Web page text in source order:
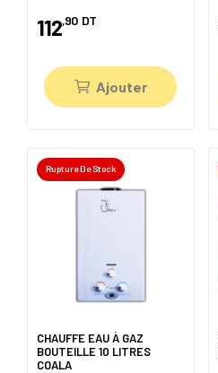
112,90 DT
Ajouter
Rupture De Stock
CHAUFFE EAU À GAZ
BOUTEILLE 10 LITRES
COALA